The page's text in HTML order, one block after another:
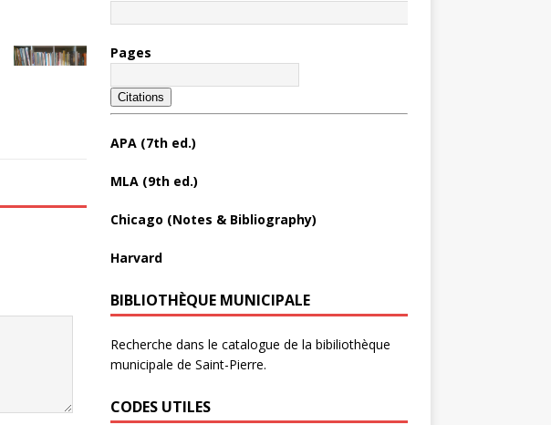
Pages
Citations
APA (7th ed.)
MLA (9th ed.)
Chicago (Notes & Bibliography)
Harvard
BIBLIOTHÈQUE MUNICIPALE
Recherche dans le catalogue de la bibiliothèque
municipale de Saint-Pierre.
CODES UTILES